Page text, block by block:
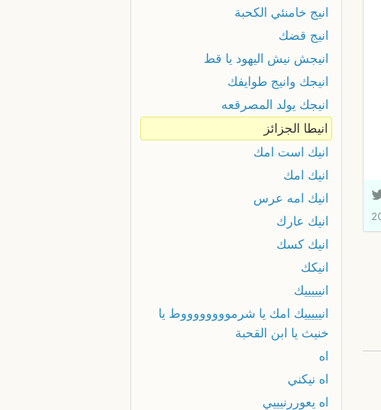
انيج خامنئي الكحبة
انيج قضك
انيجش نيش اليهود يا قط
انيجك وانيج طوايفك
انيجك يولد المصرقعه
انيطا الجزائز
انيك است امك
انيك امك
انيك امه عرس
انيك عارك
انيك كسك
انيكك
انيييييك
انيييييك امك يا شرمووووووووط يا
خنيث يا ابن القحبة
اه
اه نيكني
اه يعوررنيييي